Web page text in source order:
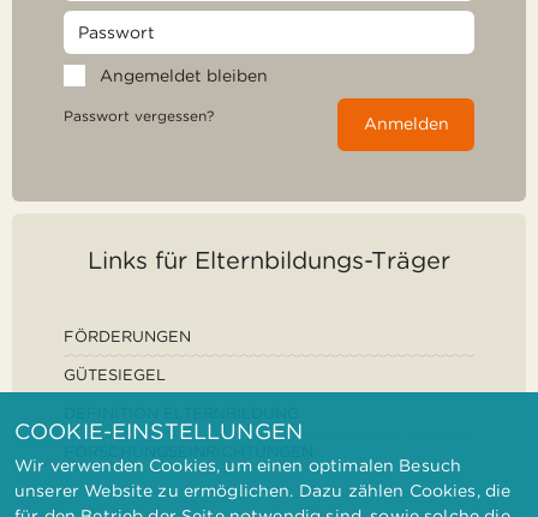
Angemeldet bleiben
Passwort vergessen? Anmelden
Links für Elternbildungs-Träger
FÖRDERUNGEN
GÜTESIEGEL
COOKIE-EINSTELLUNGEN
Wir verwenden Cookies, um einen optimalen Besuch
unserer Website zu ermöglichen. Dazu zählen Cookies, die